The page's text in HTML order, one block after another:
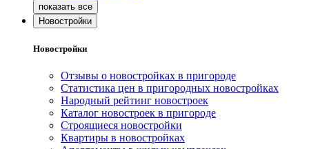
Новостройки
Новостройки
Отзывы о новостройках в пригороде
Статистика цен в пригородных новостройках
Народный рейтинг новостроек
Каталог новостроек в пригороде
Строящиеся новостройки
Квартиры в новостройках